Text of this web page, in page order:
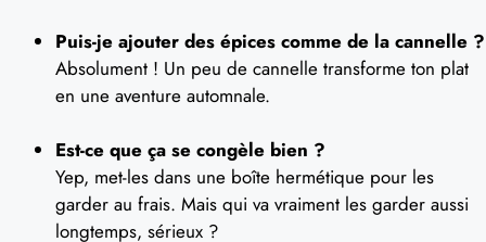
Puis-je ajouter des épices comme de la cannelle ?
Absolument ! Un peu de cannelle transforme ton plat
en une aventure automnale.
Est-ce que ça se congèle bien ?
Yep, met-les dans une boîte hermétique pour les
garder au frais. Mais qui va vraiment les garder aussi
longtemps, sérieux ?